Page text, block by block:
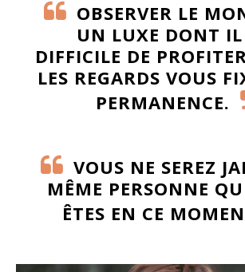
OBSERVER LE
UN LUXE DONT IL
DIFFICILE DE
LES REGARDS VOUS
PERMANENCE.
VOUS NE SEREZ
MÊME PERSONNE
ÊTES EN CE